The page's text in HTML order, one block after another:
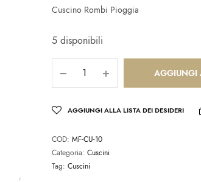
Cuscino Rombi Pioggia
5 disponibili
AGGIUNGI
AGGIUNGI ALLA LISTA DEI DESIDERI
COD: MF-CU-10
Categoria: Cuscini
Tag: Cuscini